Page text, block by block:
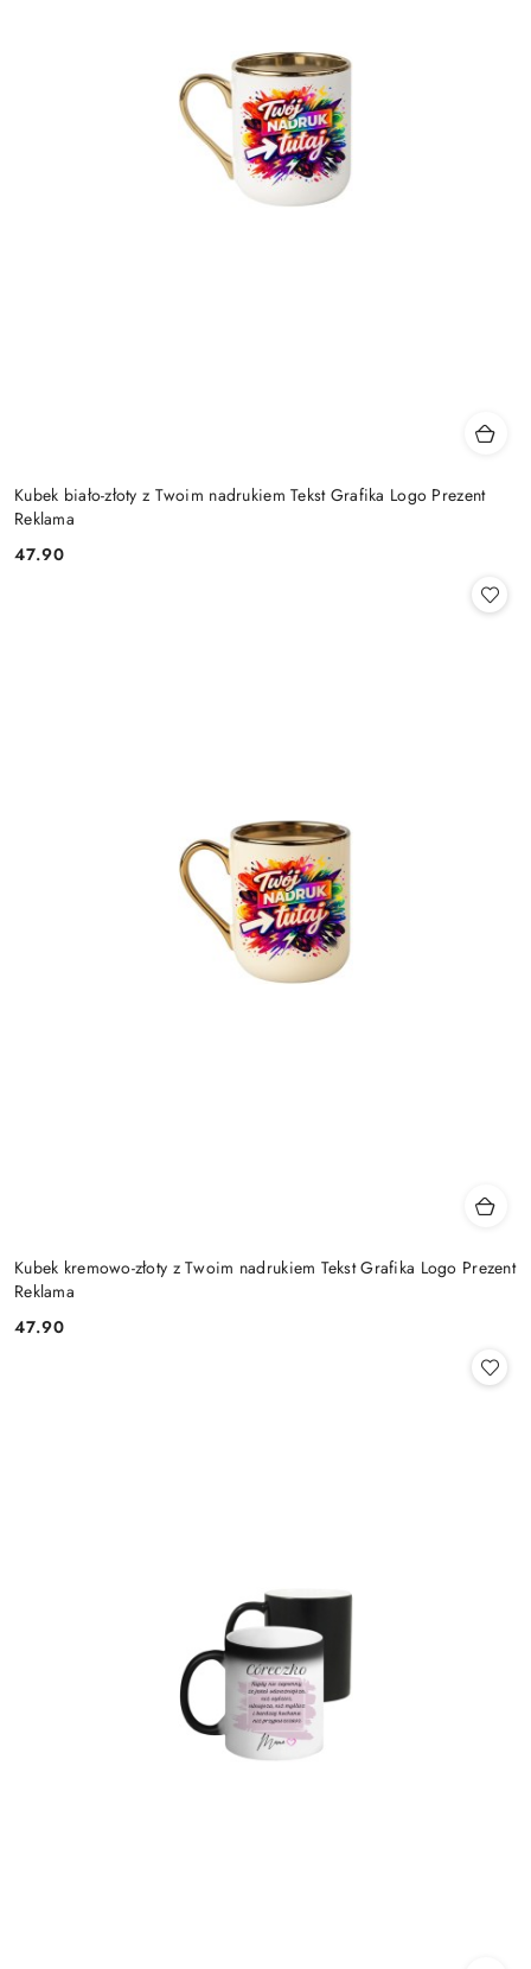
Kubek biało-złoty z Twoim nadrukiem Tekst Grafika Logo Prezent
Reklama
Cena:
47.90
Kubek kremowo-złoty z Twoim nadrukiem Tekst Grafika Logo Prezent
Reklama
Cena:
47.90